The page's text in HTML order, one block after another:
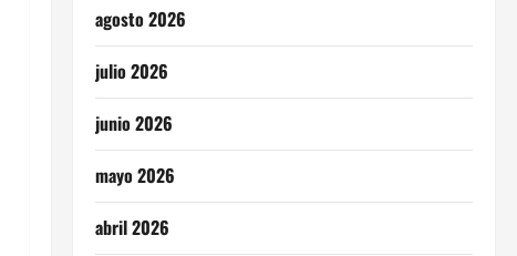
agosto 2026
julio 2026
junio 2026
mayo 2026
abril 2026